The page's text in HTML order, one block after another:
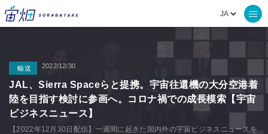
輸送 2022/12/30
JAL、Sierra Spaceらと提携。宇宙往還機の大分空港着
陸を目指す検討に参画へ。コロナ禍での成長模索【宇宙
ビジネスニュース】
【2022年12月30日配信】一週間に起きた国内外の宇宙ビジネスニュースを